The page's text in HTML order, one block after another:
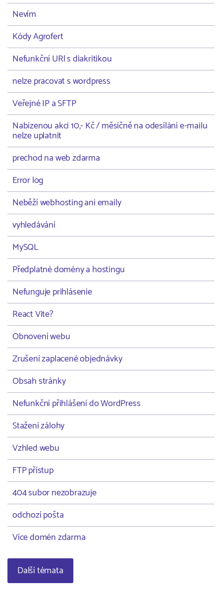
Nevím
Kódy Agrofert
Nefunkční URl s diakritikou
nelze pracovat s wordpress
Veřejné IP a SFTP
Nabízenou akci 10,- Kč / měsíčně na odesílání e-mailu
nelze uplatnit
prechod na web zdarma
Error log
Neběží webhosting ani emaily
vyhledávání
MySQL
Předplatné domény a hostingu
Nefunguje prihlásenie
React Vite?
Obnovení webu
Zrušení zaplacené objednávky
Obsah stránky
Nefunkční přihlášení do WordPress
Stažení zálohy
Vzhled webu
FTP přístup
404 subor nezobrazuje
odchozí pošta
Více domén zdarma
Další témata